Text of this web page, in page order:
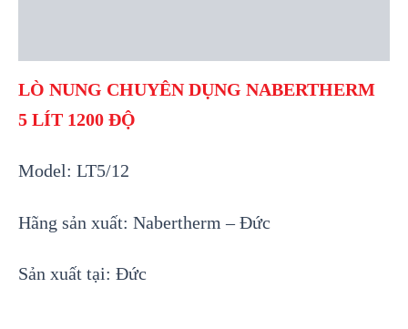
LÒ NUNG CHUYÊN DỤNG NABERTHERM
5 LÍT 1200 ĐỘ
Model: LT5/12
Hãng sản xuất: Nabertherm – Đức
Sản xuất tại: Đức